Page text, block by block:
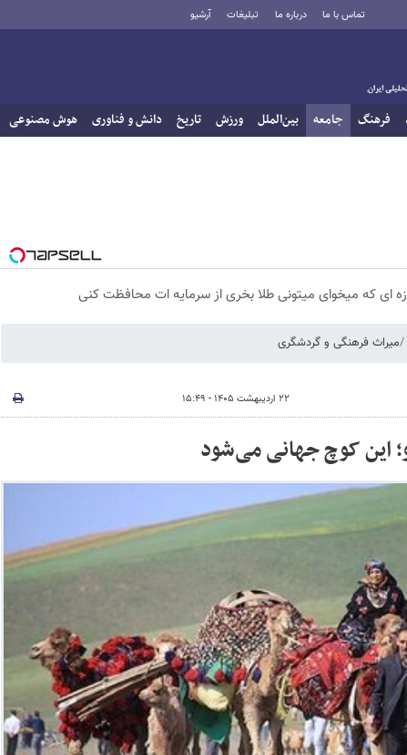
تماس با ما درباره ما تبلیغات آرشیو
فرهنگ جامعه بین‌الملل ورزش تاریخ دانش و فناوری هوش مصنوعی
ای که میخوای میتونی طلا بخری از سرمایه ات محافظت کنی
میراث فرهنگی و گردشگری
۲۲ اردیبهشت ۱۴۰۵ - ۱۵:۴۹
این کوچ جهانی می‌شود